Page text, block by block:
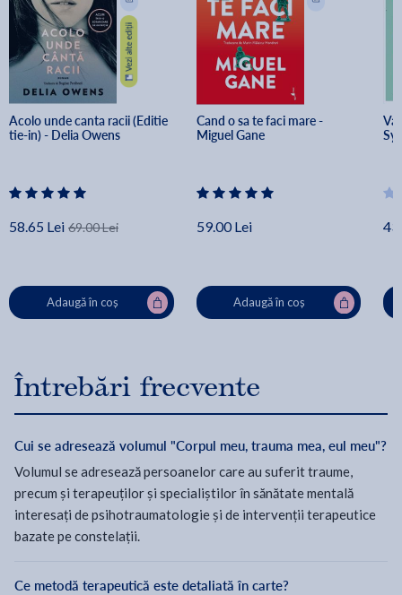
Acolo unde canta racii (Editie
tie-in) - Delia Owens
58.65 Lei 69.00 Lei
Adaugă în coș
Cand o sa te faci mare -
Miguel Gane
59.00 Lei
Adaugă în coș
Va
Întrebări frecvente
Cui se adresează volumul "Corpul meu, trauma mea, eul meu"?
Volumul se adresează persoanelor care au suferit traume,
precum și terapeuților și specialiștilor în sănătate mentală
interesați de psihotraumatologie și de intervenții terapeutice
bazate pe constelații.
Ce metodă terapeutică este detaliată în carte?